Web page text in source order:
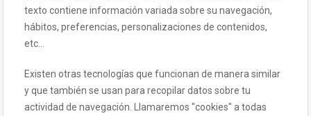
texto contiene información variada sobre su navegación,
hábitos, preferencias, personalizaciones de contenidos,
etc...
Existen otras tecnologías que funcionan de manera similar
y que también se usan para recopilar datos sobre tu
actividad de navegación. Llamaremos "cookies" a todas